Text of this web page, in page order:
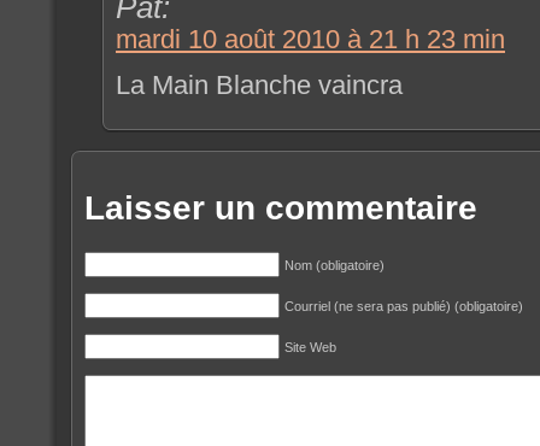
Pat:
mardi 10 août 2010 à 21 h 23 min
La Main Blanche vaincra
Laisser un commentaire
Nom (obligatoire)
Courriel (ne sera pas publié) (obligatoire)
Site Web